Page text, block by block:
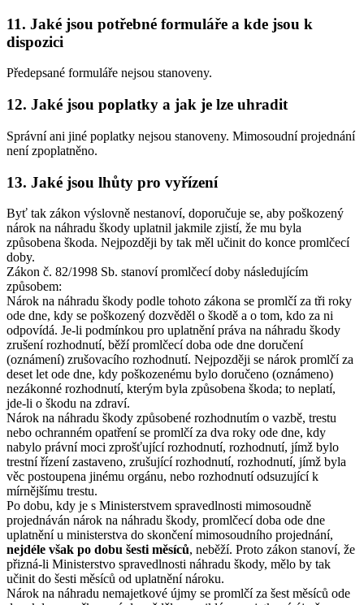
11. Jaké jsou potřebné formuláře a kde jsou k
dispozici
Předepsané formuláře nejsou stanoveny.
12. Jaké jsou poplatky a jak je lze uhradit
Správní ani jiné poplatky nejsou stanoveny. Mimosoudní projednání
není zpoplatněno.
13. Jaké jsou lhůty pro vyřízení
Byť tak zákon výslovně nestanoví, doporučuje se, aby poškozený
nárok na náhradu škody uplatnil jakmile zjistí, že mu byla
způsobena škoda. Nejpozději by tak měl učinit do konce promlčecí
doby.
Zákon č. 82/1998 Sb. stanoví promlčecí doby následujícím
způsobem:
Nárok na náhradu škody podle tohoto zákona se promlčí za tři roky
ode dne, kdy se poškozený dozvěděl o škodě a o tom, kdo za ni
odpovídá. Je-li podmínkou pro uplatnění práva na náhradu škody
zrušení rozhodnutí, běží promlčecí doba ode dne doručení
(oznámení) zrušovacího rozhodnutí. Nejpozději se nárok promlčí za
deset let ode dne, kdy poškozenému bylo doručeno (oznámeno)
nezákonné rozhodnutí, kterým byla způsobena škoda; to neplatí,
jde-li o škodu na zdraví.
Nárok na náhradu škody způsobené rozhodnutím o vazbě, trestu
nebo ochranném opatření se promlčí za dva roky ode dne, kdy
nabylo právní moci zprošťující rozhodnutí, rozhodnutí, jímž bylo
trestní řízení zastaveno, zrušující rozhodnutí, rozhodnutí, jímž byla
věc postoupena jinému orgánu, nebo rozhodnutí odsuzující k
mírnějšímu trestu.
Po dobu, kdy je s Ministerstvem spravedlnosti mimosoudně
projednáván nárok na náhradu škody, promlčecí doba ode dne
uplatnění u ministerstva do skončení mimosoudního projednání,
nejdéle však po dobu šesti měsíců, neběží. Proto zákon stanoví, že
přizná-li Ministerstvo spravedlnosti náhradu škody, mělo by tak
učinit do šesti měsíců od uplatnění nároku.
Nárok na náhradu nemajetkové újmy se promlčí za šest měsíců ode